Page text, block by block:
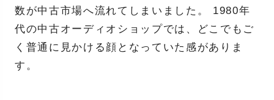
数が中古市場へ流れてしまいました。 1980年
代の中古オーディオショップでは、どこでもご
く普通に見かける顔となっていた感がありま
す。